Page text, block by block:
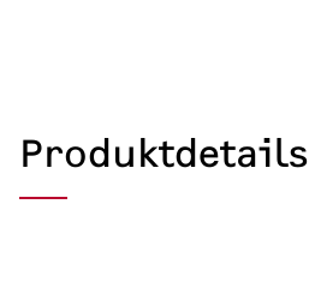
Produktdetails